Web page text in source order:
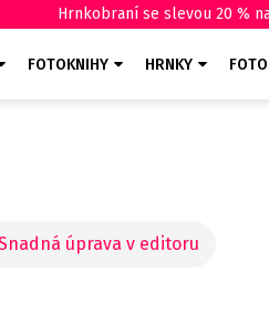
Hrnkobraní se slevou 20 %
FOTOKNIHY HRNKY